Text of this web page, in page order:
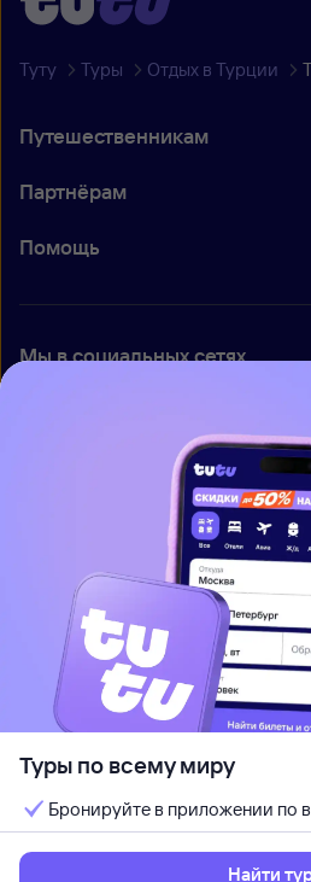
Туту Туры Отдых в Турции
Путешественникам
Партнёрам
Помощь
Мы в социальных сетях
Приложение Туту
Вакансии
Контакты
Правовая информация
При использовании материалов
Туры по всему миру
Бронируйте в приложении по
Найти